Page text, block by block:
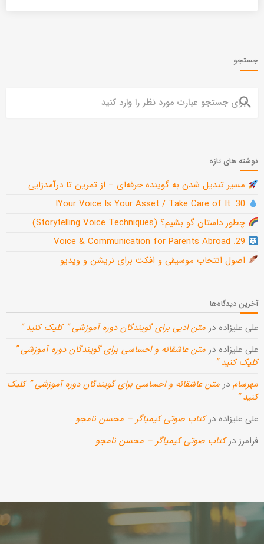
جستجو
search
نوشته های تازه
مسیر تبدیل شدن به گوینده حرفه‌ای – از تمرین تا درآمدزایی
چطور داستان گو بشیم؟ (Storytelling Voice Techniques)
اصول انتخاب موسیقی و افکت برای نریشن و ویدیو
آخرین دیدگاه‌ها
علی علیزاده در متن ادبی برای گویندگان دوره آموزشی ” کلیک کنید “
علی علیزاده در متن عاشقانه و احساسی برای گویندگان دوره آموزشی ”
کلیک کنید “
مهرسام در متن عاشقانه و احساسی برای گویندگان دوره آموزشی ” کلیک
کنید “
علی علیزاده درکتاب صوتی کیمیاگر – محسن نامجو
فرامرز درکتاب صوتی کیمیاگر – محسن نامجو